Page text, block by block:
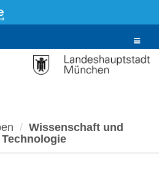
Toggle
Wissenschaft und
Technologie